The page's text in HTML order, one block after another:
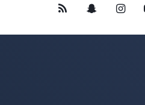
يوتيوبانستقرامسناب
تشات
ملخص
الموقع